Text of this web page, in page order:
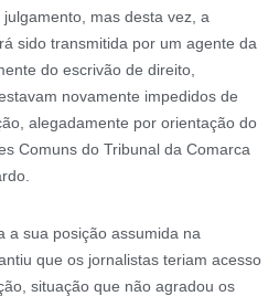
mas desta vez, a
sido transmitida por um agente da
do escrivão de direito,
novamente impedidos de
alegadamente por orientação do
Comuns do Tribunal da Comarca
a sua posição assumida na
que os jornalistas teriam acesso
situação que não agradou os